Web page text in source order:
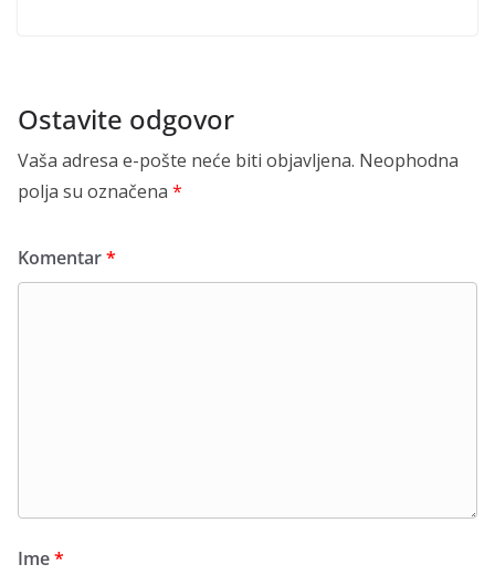
Ostavite odgovor
Vaša adresa e-pošte neće biti objavljena. Neophodna
polja su označena *
Komentar*
Ime*